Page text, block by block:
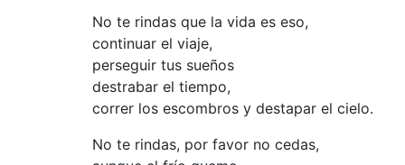
No te rindas que la vida es eso,
continuar el viaje,
perseguir tus sueños
destrabar el tiempo,
correr los escombros y destapar el cielo.
No te rindas, por favor no cedas,